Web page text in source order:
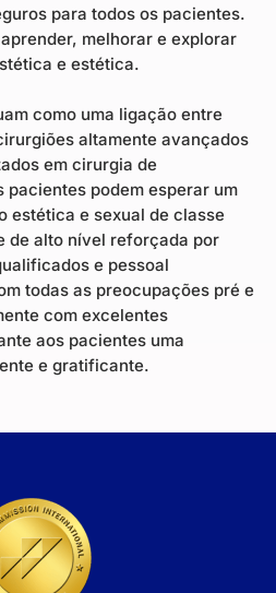
para todos os pacientes.
melhorar e explorar
e estética.
como uma ligação entre
altamente avançados
em cirurgia de
pacientes podem esperar um
estética e sexual de classe
de alto nível reforçada por
e pessoal
todas as preocupações pré e
com excelentes
aos pacientes uma
e gratificante.